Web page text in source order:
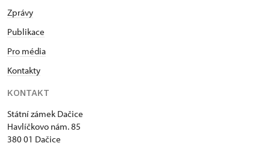
Zprávy
Publikace
Pro média
Kontakty
KONTAKT
Státní zámek Dačice
Havlíčkovo nám. 85
380 01 Dačice